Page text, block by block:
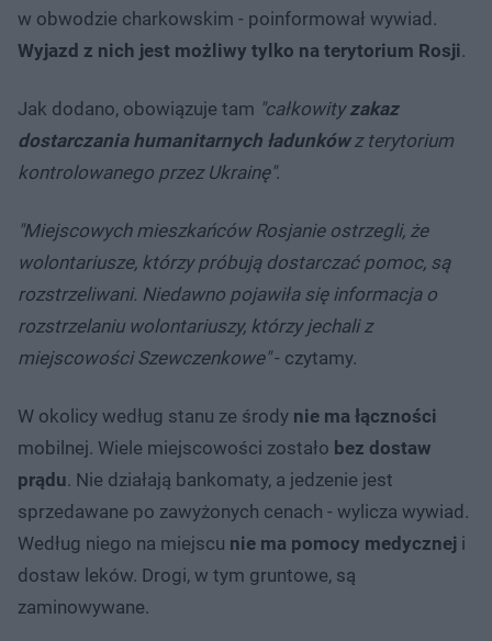
w obwodzie charkowskim - poinformował wywiad.
Wyjazd z nich jest możliwy tylko na terytorium Rosji.
Jak dodano, obowiązuje tam "całkowityzakaz
dostarczania humanitarnych ładunkówz terytorium
kontrolowanego przez Ukrainę".
"Miejscowych mieszkańców Rosjanie ostrzegli, że
wolontariusze, którzy próbują dostarczać pomoc, są
rozstrzeliwani. Niedawno pojawiła się informacja o
rozstrzelaniu wolontariuszy, którzy jechali z
miejscowości Szewczenkowe"- czytamy.
W okolicy według stanu ze środy nie ma łączności
mobilnej. Wiele miejscowości zostało bez dostaw
prądu. Nie działają bankomaty, a jedzenie jest
sprzedawane po zawyżonych cenach - wylicza wywiad.
Według niego na miejscu nie ma pomocy medycznej i
dostaw leków. Drogi, w tym gruntowe, są
zaminowywane.